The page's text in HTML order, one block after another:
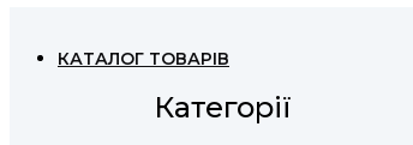
КАТАЛОГ ТОВАРІВ
Категорії